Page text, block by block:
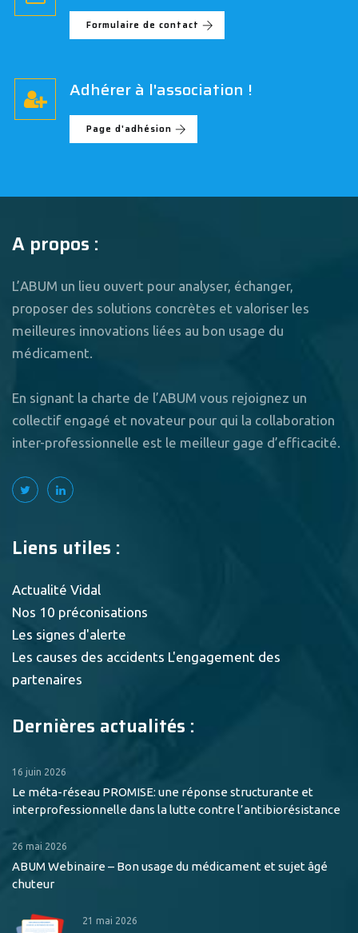
Formulaire de contact
Adhérer à l'association !
Page d'adhésion
A propos :
L’ABUM un lieu ouvert pour analyser, échanger,
proposer des solutions concrètes et valoriser les
meilleures innovations liées au bon usage du
médicament.
En signant la charte de l’ABUM vous rejoignez un
collectif engagé et novateur pour qui la collaboration
inter-professionnelle est le meilleur gage d’efficacité.
Liens utiles :
Actualité Vidal
Nos 10 préconisations
Les signes d'alerte
Les causes des accidents L'engagement des
partenaires
Dernières actualités :
16 juin 2026
Le méta-réseau PROMISE: une réponse structurante et
interprofessionnelle dans la lutte contre l’antibiorésistance
26 mai 2026
ABUM Webinaire – Bon usage du médicament et sujet âgé
chuteur
21 mai 2026